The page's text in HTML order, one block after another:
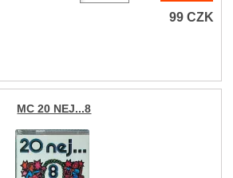
99CZK
MC 20 NEJ...8